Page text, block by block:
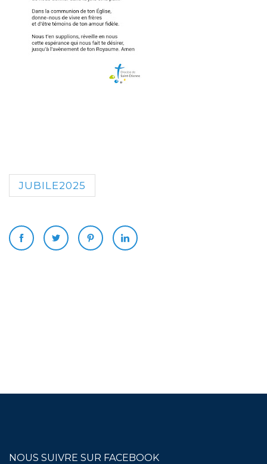
JUBILE2025
NOUS SUIVRE SUR FACEBOOK